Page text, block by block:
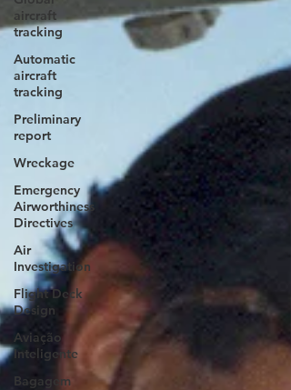
aircraft
tracking
Automatic
aircraft
tracking
Preliminary
report
Wreckage
Emergency
Airworthiness
Directives
Air
Investigation
Flight Deck
Design
Aviação
Inteligente
Bagagem